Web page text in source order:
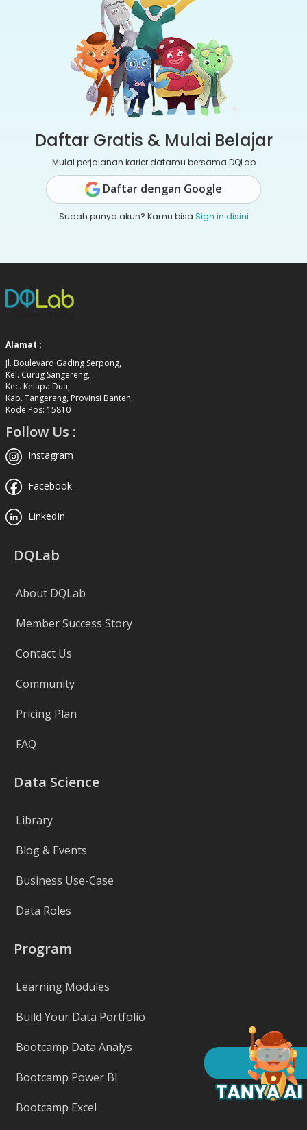
Daftar Gratis & Mulai Belajar
Mulai perjalanan karier datamu bersama DQLab
Daftar dengan Google
Sudah punya akun? Kamu bisa Sign in disini
Alamat :
Jl. Boulevard Gading Serpong,
Kel. Curug Sangereng,
Kec. Kelapa Dua,
Kab. Tangerang, Provinsi Banten,
Kode Pos: 15810
Follow Us :
Instagram
Facebook
LinkedIn
DQLab
About DQLab
Member Success Story
Contact Us
Community
Pricing Plan
FAQ
Data Science
Library
Blog & Events
Business Use-Case
Data Roles
Program
Learning Modules
Build Your Data Portfolio
Bootcamp Data Analys
Bootcamp Power BI
Bootcamp Excel